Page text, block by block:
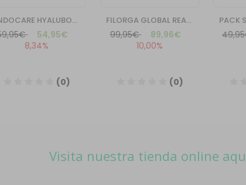
Visita nuestra tienda online